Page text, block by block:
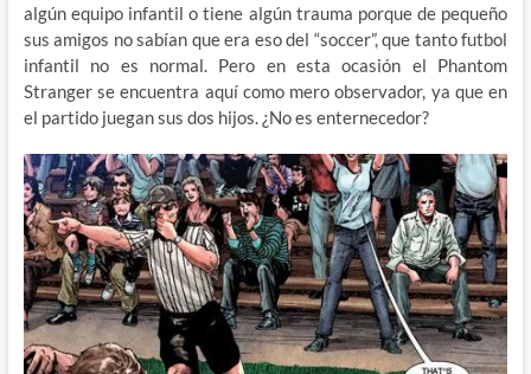
algún equipo infantil o tiene algún trauma porque de pequeño
sus amigos no sabían que era eso del “soccer”, que tanto futbol
infantil no es normal. Pero en esta ocasión el Phantom
Stranger se encuentra aquí como mero observador, ya que en
el partido juegan sus dos hijos. ¿No es enternecedor?